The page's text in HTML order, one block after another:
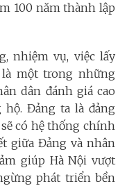
100 năm thành lập
nhiệm vụ, việc lấy
một trong những
dân đánh giá cao
Đảng ta là đảng
có hệ thống chính
giữa Đảng và nhân
giúp Hà Nội vượt
phát triển bền